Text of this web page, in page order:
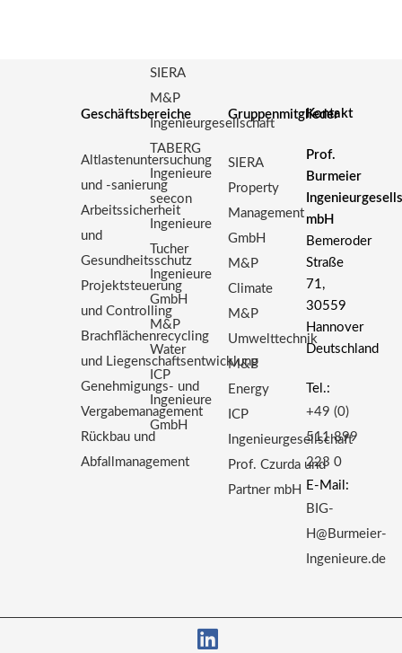
Geschäftsbereiche
Altlastenuntersuchung
und -sanierung
Arbeitssicherheit
und
Gesundheitsschutz
Projektsteuerung
und Controlling
Brachflächenrecycling
und Liegenschaftsentwicklung
Genehmigungs- und
Vergabemanagement
Rückbau und
Abfallmanagement
SIERA
M&P
Ingenieurgesellschaft
TABERG
Ingenieure
seecon
Ingenieure
Tucher
Ingenieure
GmbH
M&P
Water
ICP
Ingenieure
GmbH
Gruppenmitglieder
SIERA
Property
Management
GmbH
M&P
Climate
M&P
Umwelttechnik
M&P
Energy
ICP
Ingenieurgesellschaft
Prof. Czurda und
Partner mbH
Kontakt
Prof.
Burmeier
mbH
Bemeroder
Straße
71,
30559
Hannover
Deutschland
Tel.:
+49 (0)
511 899
223 0
E-Mail:
BIG-
H@Burmeier-
Ingenieure.de